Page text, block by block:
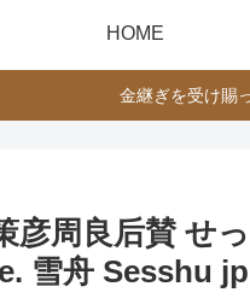
HOME
金継ぎを受け賜
彦周良后賛
雪舟 Sesshu